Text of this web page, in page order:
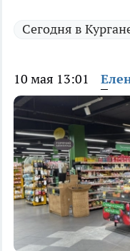
Сегодня в
10 мая 13:01